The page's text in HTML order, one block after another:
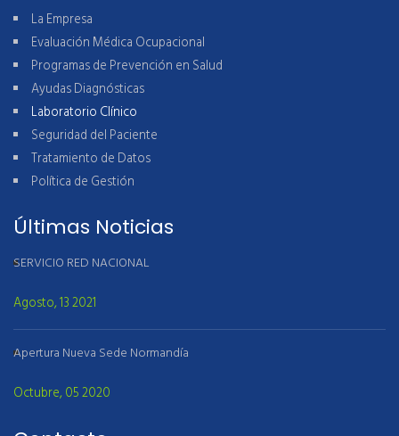
La Empresa
Evaluación Médica Ocupacional
Programas de Prevención en Salud
Ayudas Diagnósticas
Laboratorio Clínico
Seguridad del Paciente
Tratamiento de Datos
Política de Gestión
Últimas Noticias
SERVICIO RED NACIONAL
Agosto, 13 2021
Apertura Nueva Sede Normandía
Octubre, 05 2020